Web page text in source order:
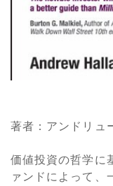
著者：アンドリュ
価値投資の哲学に
ァンドによって、